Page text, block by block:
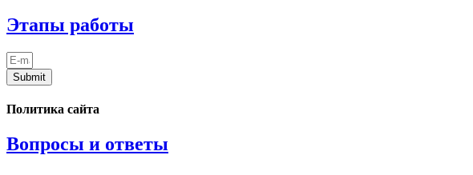
Этапы работы
Submit
Политика сайта
Вопросы и ответы